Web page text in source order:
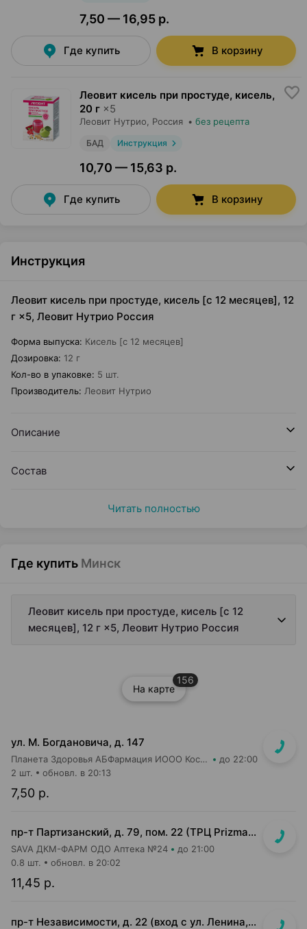
7,50 — 16,95 р.
Где купить В корзину
Леовит кисель при простуде, кисель,
20 г ×5
Леовит Нутрио , Россия • без рецепта
БАД Инструкция
10,70 — 15,63 р.
Где купить В корзину
Инструкция
Леовит кисель при простуде, кисель [с 12 месяцев], 12
г ×5, Леовит Нутрио Россия
Форма выпуска: Кисель [с 12 месяцев]
Дозировка: 12 г
Кол-во в упаковке: 5 шт.
Производитель: Леовит Нутрио
Описание
Состав
Читать полностью
Где купить Минск
Леовит кисель при простуде, кисель [с 12
месяцев], 12 г ×5, Леовит Нутрио Россия
На карте
156
ул. М. Богдановича, д. 147
Планета Здоровья АБФармация ИООО Косметический магазин №4 до 22:00
7,50 р.
2 шт. обновл. в 20:13
пр-т Партизанский, д. 79, пом. 22 (ТРЦ Prizma, 1 этаж вход возле м-на КРАВТ)
SAVA ДКМ-ФАРМ ОДО Аптека №24 до 21:00
11,45 р.
0.8 шт. обновл. в 20:02
пр-т Независимости, д. 22 (вход с ул. Ленина, д. 7)